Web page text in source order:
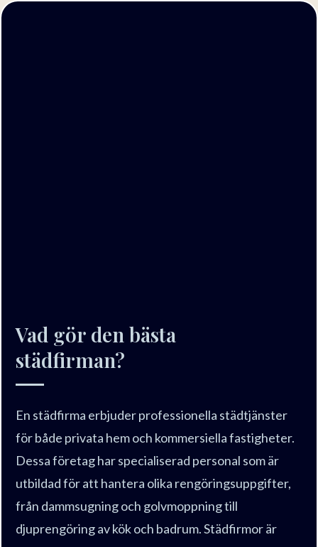
Vad gör den bästa
städfirman?
En städfirma erbjuder professionella städtjänster
för både privata hem och kommersiella fastigheter.
Dessa företag har specialiserad personal som är
utbildad för att hantera olika rengöringsuppgifter,
från dammsugning och golvmoppning till
djuprengöring av kök och badrum. Städfirmor är